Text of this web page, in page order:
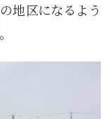
地区になるよう